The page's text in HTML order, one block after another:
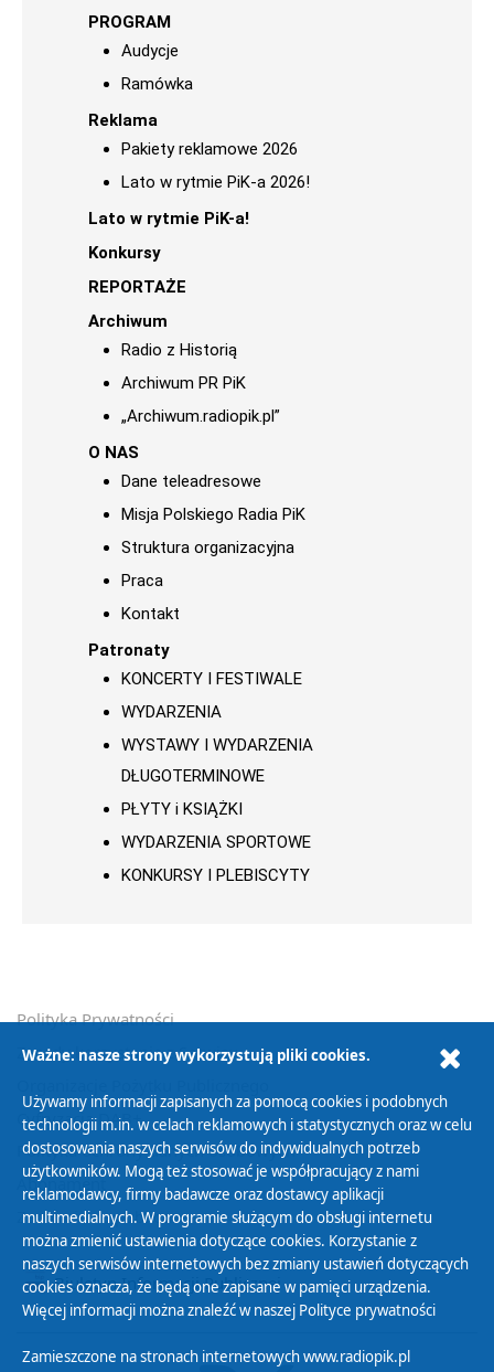
PROGRAM
Audycje
Ramówka
Reklama
Pakiety reklamowe 2026
Lato w rytmie PiK-a 2026!
Lato w rytmie PiK-a!
Konkursy
REPORTAŻE
Archiwum
Radio z Historią
Archiwum PR PiK
„Archiwum.radiopik.pl”
O NAS
Dane teleadresowe
Misja Polskiego Radia PiK
Struktura organizacyjna
Praca
Kontakt
Patronaty
KONCERTY I FESTIWALE
WYDARZENIA
WYSTAWY I WYDARZENIA
DŁUGOTERMINOWE
PŁYTY i KSIĄŻKI
WYDARZENIA SPORTOWE
KONKURSY I PLEBISCYTY
Polityka Prywatności
Zasady korzystania z Serwisu
Cyfryzacja DAB+
Polityka ochrony danych osobowych
Abonament
Zamówienia publiczne
Biuletyn Informacji Publicznej
Ważne: nasze strony wykorzystują pliki cookies.
Używamy informacji zapisanych za pomocą cookies i podobnych
technologii m.in. w celach reklamowych i statystycznych oraz w celu
dostosowania naszych serwisów do indywidualnych potrzeb
użytkowników. Mogą też stosować je współpracujący z nami
reklamodawcy, firmy badawcze oraz dostawcy aplikacji
multimedialnych. W programie służącym do obsługi internetu
można zmienić ustawienia dotyczące cookies. Korzystanie z
naszych serwisów internetowych bez zmiany ustawień dotyczących
cookies oznacza, że będą one zapisane w pamięci urządzenia.
Więcej informacji można znaleźć w naszej Polityce prywatności
Zamieszczone na stronach internetowych www.radiopik.pl